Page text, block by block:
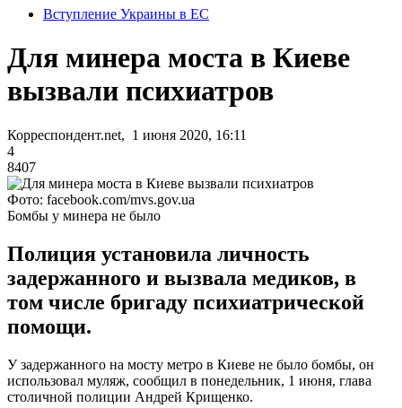
Вступление Украины в ЕС
Для минера моста в Киеве
вызвали психиатров
Корреспондент.net, 1 июня 2020, 16:11
4
8407
Фото: facebook.com/mvs.gov.ua
Бомбы у минера не было
Полиция установила личность
задержанного и вызвала медиков, в
том числе бригаду психиатрической
помощи.
У задержанного на мосту метро в Киеве не было бомбы, он
использовал муляж, сообщил в понедельник, 1 июня, глава
столичной полиции Андрей Крищенко.